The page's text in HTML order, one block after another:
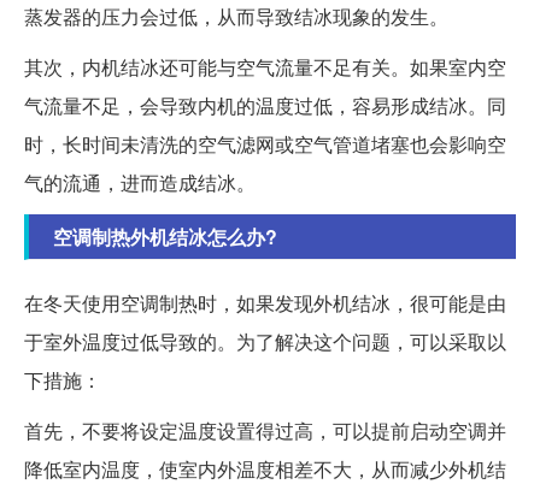
蒸发器的压力会过低，从而导致结冰现象的发生。
其次，内机结冰还可能与空气流量不足有关。如果室内空
气流量不足，会导致内机的温度过低，容易形成结冰。同
时，长时间未清洗的空气滤网或空气管道堵塞也会影响空
气的流通，进而造成结冰。
空调制热外机结冰怎么办?
在冬天使用空调制热时，如果发现外机结冰，很可能是由
于室外温度过低导致的。为了解决这个问题，可以采取以
下措施：
首先，不要将设定温度设置得过高，可以提前启动空调并
降低室内温度，使室内外温度相差不大，从而减少外机结